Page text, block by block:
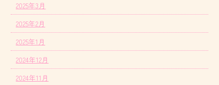
2025年3月
2025年2月
2025年1月
2024年12月
2024年11月